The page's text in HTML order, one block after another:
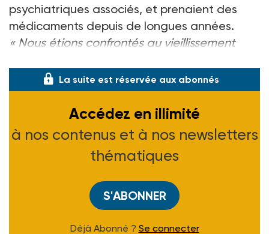
psychiatriques associés, et prenaient des
médicaments depuis de longues années.
« Nous étions confrontés au vieillissement
La suite est réservée aux abonnés
Accédez en illimité
à nos contenus et à nos newsletters
thématiques
S'ABONNER
Déjà Abonné ? Se connecter